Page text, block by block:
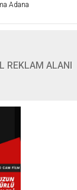
Adana
REKLAM ALANI